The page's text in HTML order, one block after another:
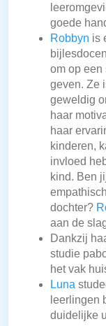
goede
Robbyn is
om op een
geven. Ze
geweldig
haar
haar
kinderen,
invloed
kind. Ben
dochter?
aan de
Dankzij
studie
het vak
Luna
leerlingen
duidelijke